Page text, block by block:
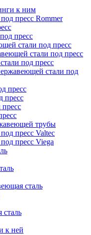
к ним
пресс Rommer
пресс
стали под пресс
стали под пресс
под пресс
стали под
пресс
пресс
трубы
пресс Valtec
пресс Viega
сталь
к ней